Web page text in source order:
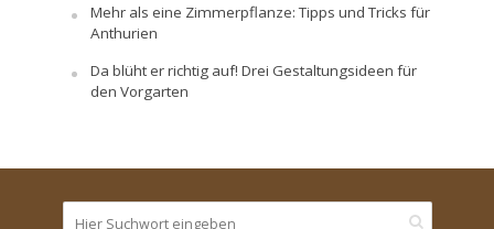
Mehr als eine Zimmerpflanze: Tipps und Tricks für
Anthurien
Da blüht er richtig auf! Drei Gestaltungsideen für
den Vorgarten